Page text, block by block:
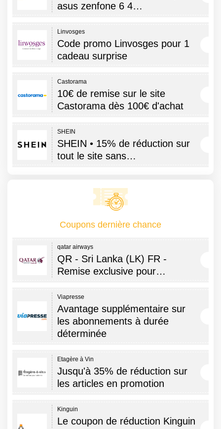
asus zenfone 6 4…
Linvosges
Code promo Linvosges pour 1
cadeau surprise
Castorama
10€ de remise sur le site
Castorama dès 100€ d'achat
SHEIN
SHEIN • 15% de réduction sur
tout le site sans…
Coupons dernière chance
qatar airways
QR - Sri Lanka (LK) FR -
Remise exclusive pour…
Viapresse
Avantage supplémentaire sur
les abonnements à durée
déterminée
Etagère à Vin
Jusqu'à 35% de réduction sur
les articles en promotion
Kinguin
Le coupon de réduction Kinguin